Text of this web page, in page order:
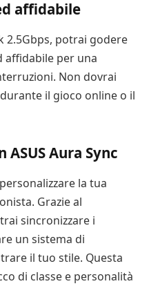
affidabile
2.5Gbps, potrai godere
affidabile per una
Non dovrai
il gioco online o il
Aura Sync
la tua
Grazie al
sincronizzare i
un sistema di
il tuo stile. Questa
di classe e personalità